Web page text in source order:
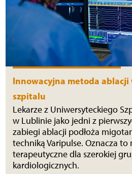
Innowacyjna metoda
szpitalu
Lekarze z Uniwersyteckiego
w Lublinie jako jedni z
zabiegi ablacji podłoża
techniką Varipulse. Oznacza
terapeutyczne dla szerokiej
kardiologicznych.